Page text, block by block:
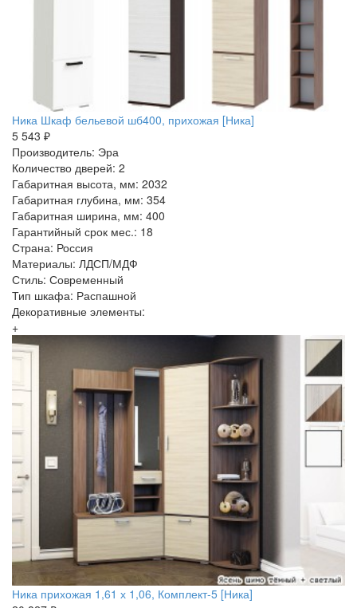
Ника Шкаф бельевой шб400, прихожая [Ника]
5 543 ₽
Производитель: Эра
Количество дверей: 2
Габаритная высота, мм: 2032
Габаритная глубина, мм: 354
Габаритная ширина, мм: 400
Гарантийный срок мес.: 18
Страна: Россия
Материалы: ЛДСП/МДФ
Стиль: Современный
Тип шкафа: Распашной
Декоративные элементы:
+
Ника прихожая 1,61 х 1,06, Комплект-5 [Ника]